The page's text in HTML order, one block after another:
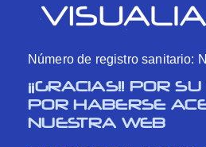
Número de registro sanitario:
¡¡GRACIAS!! POR
POR HABERSE
NUESTRA WEB